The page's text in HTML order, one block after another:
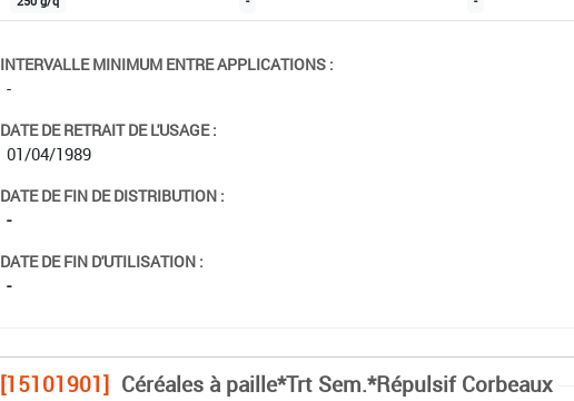
INTERVALLE MINIMUM ENTRE APPLICATIONS :
-
DATE DE RETRAIT DE L'USAGE :
01/04/1989
DATE DE FIN DE DISTRIBUTION :
-
DATE DE FIN D'UTILISATION :
-
[15101901] Céréales à paille*Trt Sem.*Répulsif Corbeaux